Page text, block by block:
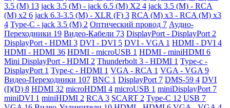
3.5 (M) 13 jack 3.5 (M) - jack 6.5 (M) X2 4 jack 3.5 (M) - RCA
(M) x2 6 jack 6.3-3.5 (M) - XLR (F) 3 RCA (M) x3 - RCA (M) x3
4 Type-C - jack 3.5 (M) 2 Оптический провод 7 Аудио-
Переходники 19 Видео-Кабели 73 DisplayPort - DisplayPort 2
DisplayPort - HDMI 3 DVI - DVI 5 DVI - VGA 1 HDMI - DVI 4
HDMI - HDMI 36 HDMI - microUSB 1 HDMI - miniHDMI 6
Mini DisplayPort - HDMI 2 Thunderbolt 3 - HDMI 1 Type-c -
DisplayPort 1 Type-c - HDMI 1 VGA - RCA 1 VGA - VGA 9
Видео-Переходники 107 BNC 1 DisplayPort 7 DMS-59 4 DVI
(I)(D) 8 HDMI 32 microHDMI 4 microUSB 1 miniDisplayPort 7
miniDVI 1 miniHDMI 2 RCA 3 SCART 2 Type-C 12 USB 7